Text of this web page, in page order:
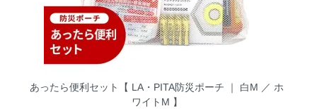
あったら便利セット【 LA・PITA防災ポーチ ｜ 白M ／ ホ
ワイトM 】